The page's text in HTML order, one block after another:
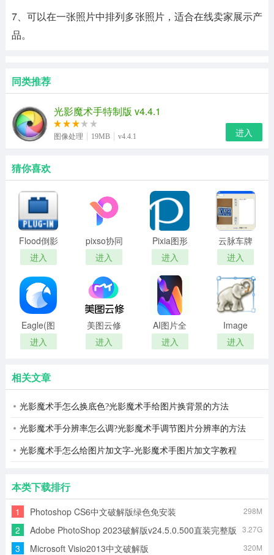
7、可以在一张照片中排列多张照片，适合在线卖家展示产
品。
同类推荐
光影魔术手特制版 v4.4.1
图像处理 19MB v4.4.1 进入
猜你喜欢
Flood倒影
滤镜
(Photoshop
滤镜插件)
进入
pixso协同
设计
进入
Pixia图形
处理电脑
版
进入
云脉车牌
识别免费
版
进入
Eagle(图
片管理)
进入
美图云修
去广告版
进入
AI图片全
能王正式
版
进入
Image
Tuner(图
片批量处
进入
相关文章
光影魔术手怎么换底色?光影魔术手给图片换背景的方法
光影魔术手分辨率怎么调?光影魔术手调节图片分辨率的方法
光影魔术手怎么给图片加文字-光影魔术手图片加文字教程
本类下载排行
1 Photoshop CS6中文破解版绿色免安装 298M
2 Adobe PhotoShop 2023破解版v24.5.0.500直装完整版 3.27G
3 Microsoft Visio2013中文破解版 320M